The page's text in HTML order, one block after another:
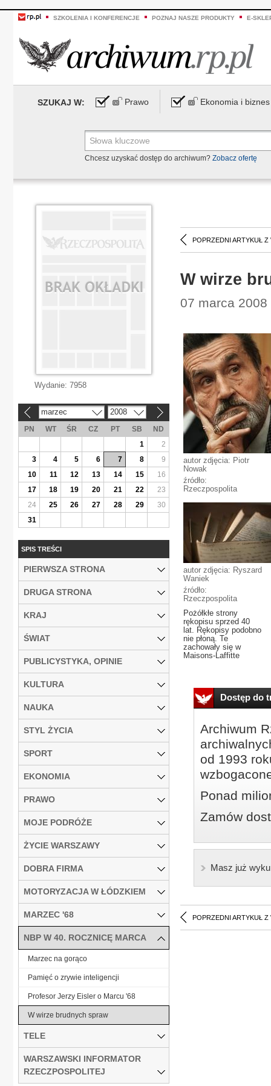
SZKOLENIA I KONFERENCJE POZNAJ NASZE PRODUKTY E-
SZUKAJ W: Prawo Ekonomia i biznes
Chcesz uzyskać dostęp do archiwum? Zobacz ofertę
POPRZEDNI ARTYKUŁ Z
W wirze
07 marca
autor zdjęcia: Piotr
Nowak
źródło:
Rzeczpospolita
autor zdjęcia: Ryszard
Waniek
źródło:
Rzeczpospolita
Pożółkłe strony
rękopisu sprzed 40
lat. Rękopisy podobno
nie płoną. Te
zachowały się w
Maisons-Laffitte
Dostęp do
Archiwum
od 1993
Ponad
Zamów
Masz już
POPRZEDNI ARTYKUŁ Z
Wydanie: 7958
marzec 2008
PN WT ŚR CZ PT SB
ND
1
2
3
4 5 6 7 8
9
10
11 12 13 14 15
16
17
18 19 20 21 22
23
24
25 26 27 28 29
30
31
SPIS TREŚCI
PIERWSZA STRONA
DRUGA STRONA
KRAJ
ŚWIAT
PUBLICYSTYKA, OPINIE
KULTURA
NAUKA
STYL ŻYCIA
SPORT
EKONOMIA
PRAWO
MOJE PODRÓŻE
ŻYCIE WARSZAWY
DOBRA FIRMA
MOTORYZACJA W ŁÓDZKIEM
MARZEC '68
NBP W 40. ROCZNICĘ MARCA
Marzec na gorąco
Pamięć o zrywie inteligencji
Profesor Jerzy Eisler o Marcu '68
W wirze brudnych spraw
TELE
WARSZAWSKI INFORMATOR
RZECZPOSPOLITEJ